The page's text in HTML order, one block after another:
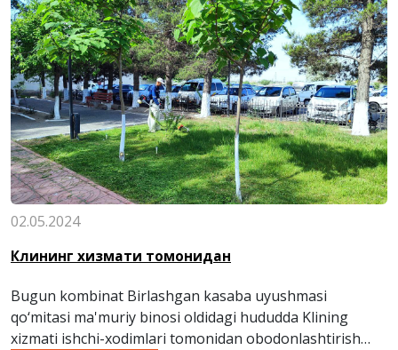
02.05.2024
Клининг хизмати томонидан
Bugun kombinat Birlashgan kasaba uyushmasi
qo‘mitasi ma'muriy binosi oldidagi hududda Klining
xizmati ishchi-xodimlari tomonidan obodonlashtirish